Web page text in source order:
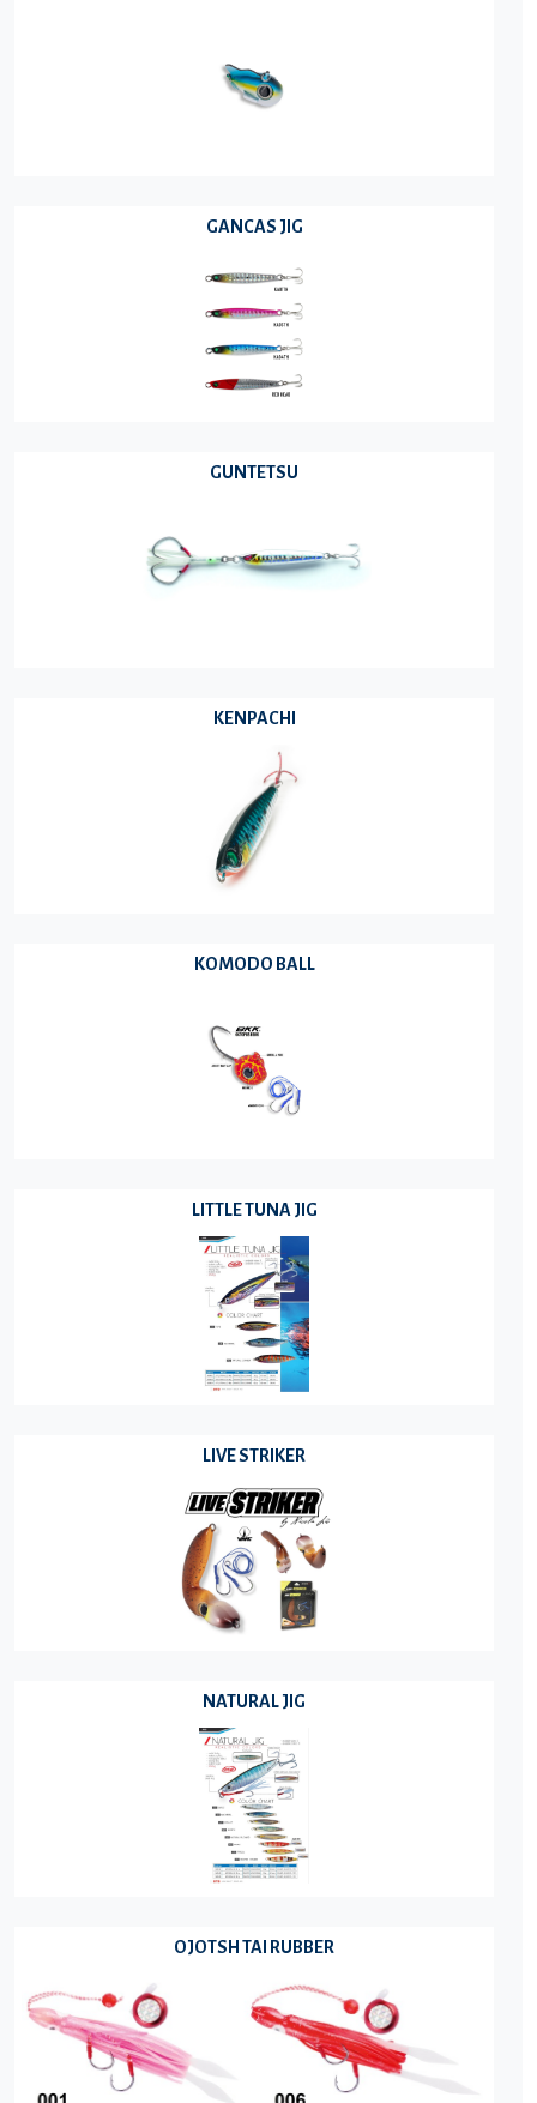
GANCAS JIG
GUNTETSU
KENPACHI
KOMODO BALL
LITTLE TUNA JIG
LIVE STRIKER
NATURAL JIG
OJOTSH TAI RUBBER